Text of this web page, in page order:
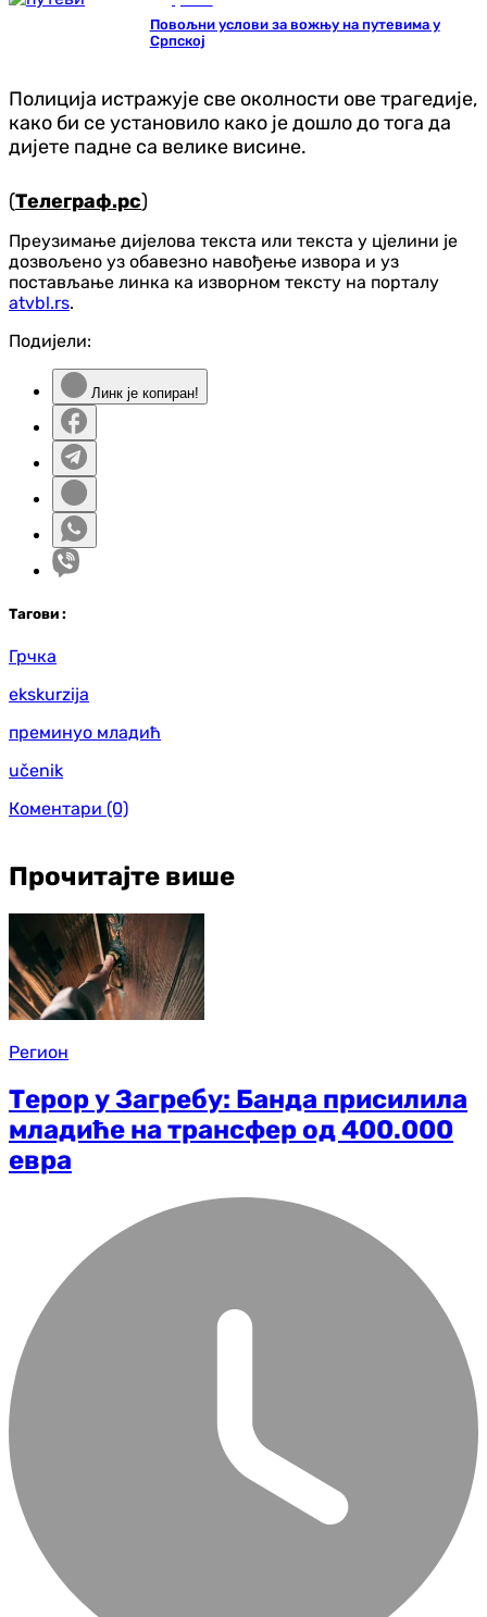
Повољни услови за вожњу на путевима у
Српској
Полиција истражује све околности ове трагедије,
како би се установило како је дошло до тога да
дијете падне са велике висине.
(Телеграф.рс)
Преузимање дијелова текста или текста у цјелини је
дозвољено уз обавезно навођење извора и уз
постављање линка ка изворном тексту на порталу
atvbl.rs.
Подијели:
Линк је копиран!
Тагови :
Грчка
ekskurzija
преминуо младић
učenik
Коментари (0)
Прочитајте више
Регион
Терор у Загребу: Банда присилила
младиће на трансфер од 400.000
евра